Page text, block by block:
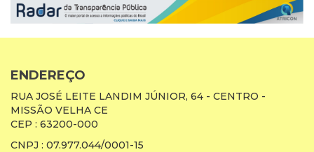
ENDEREÇO
RUA JOSÉ LEITE LANDIM JÚNIOR, 64 - CENTRO -
MISSÃO VELHA CE
CEP : 63200-000
CNPJ : 07.977.044/0001-15